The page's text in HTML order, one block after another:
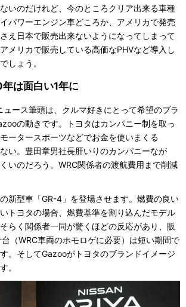
いのだけれど、今のところクリア出来る車種
パワーエンジン車どころか、アメリカで発売
え日本で販売出来ないようになってしまって
メリカで販売している高価なPHVなど導入し
しょう。
は面白い1年に
ース筆頭は、クルマ好きにとって希望のブラ
の動きです。トヨタはカンパニー制を取っ
ータースポーツなどでお金を使いまくる
い。豊田章男社長肝いりのカンパニーなが
いのだろう。WRC関係者の渡航費用まで削減
新型車「GR-4」を登場させます。燃費の良い
トヨタの場合、燃費基準を割り込んだモデル
らく関係者一同が驚くほどの反応があり、販
（WRC車両のホモロゲに必要）は短い期間で
。そしてGazooがトヨタのブランドイメージ
。